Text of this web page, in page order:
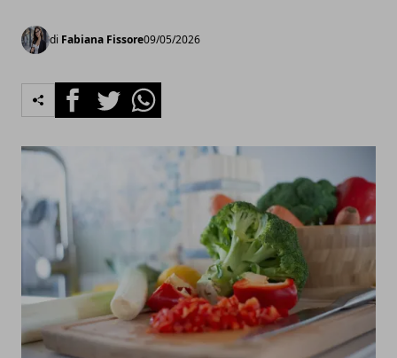
di Fabiana Fissore09/05/2026
FacebookTwitterWhatsapp